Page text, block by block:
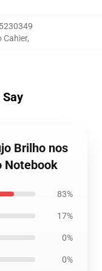
Cahier,
Brilho nos
Notebook
83%
17%
0%
0%